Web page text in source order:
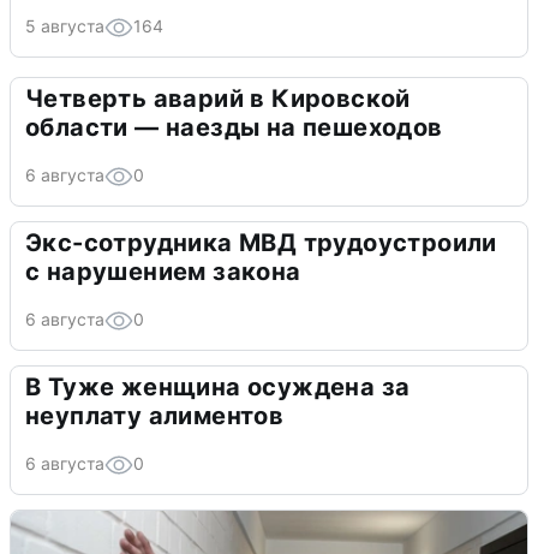
5 августа 164
Четверть аварий в Кировской
области — наезды на пешеходов
6 августа 0
Экс-сотрудника МВД трудоустроили
с нарушением закона
6 августа 0
В Туже женщина осуждена за
неуплату алиментов
6 августа 0